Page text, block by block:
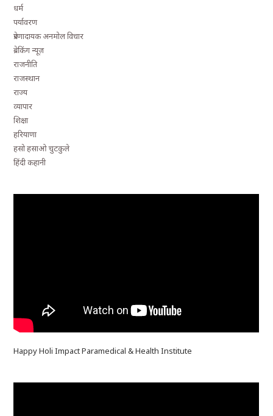
धर्म
पर्यावरण
प्रेरणादायक अनमोल विचार
ब्रेकिंग न्यूज़
राजनीति
राजस्थान
राज्य
व्यापार
शिक्षा
हरियाणा
हसो हसाओ चुटकुले
हिंदी कहानी
Happy Holi Impact Paramedical & Health Institute